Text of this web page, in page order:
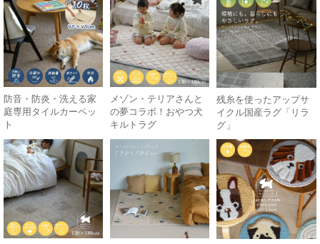
防音・防炎・洗える家
庭専用タイルカーペッ
ト
メゾン・テリアさんと
の夢コラボ！おやつ犬
キルトラグ
残糸を使ったアップサ
イクル国産ラグ「リラ
グ」